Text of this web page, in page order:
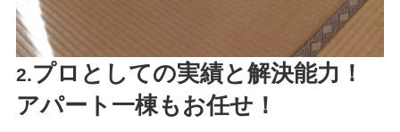
2.プロとしての実績と解決能力！
アパート一棟もお任せ！